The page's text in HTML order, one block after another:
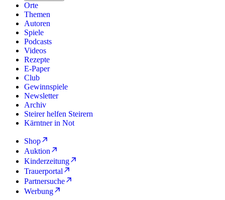
Orte
Themen
Autoren
Spiele
Podcasts
Videos
Rezepte
E-Paper
Club
Gewinnspiele
Newsletter
Archiv
Steirer helfen Steirern
Kärntner in Not
Shop
Auktion
Kinderzeitung
Trauerportal
Partnersuche
Werbung